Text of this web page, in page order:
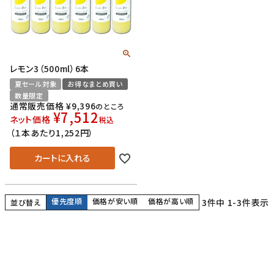
レモン3（500ml）6本
夏セール対象
お得なまとめ買い
数量限定
通常販売価格 ¥9,396のところ
ネット価格 ¥7,512税込
（１本あたり1,252円）
カートに入れる
並び替え 優先度順 価格が安い順 価格が高い順 3件中 1-3件表示